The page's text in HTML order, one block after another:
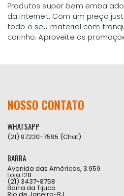
Produtos super bem
da internet. Com um preço
todo o seu material com
carinho. Aproveite as
NOSSO CONTATO
WHATSAPP
(21) 97220-7595 (Chat)
BARRA
Avenida das Américas, 3.959
Loja 128
(21) 3437-8758
Barra da Tijuca